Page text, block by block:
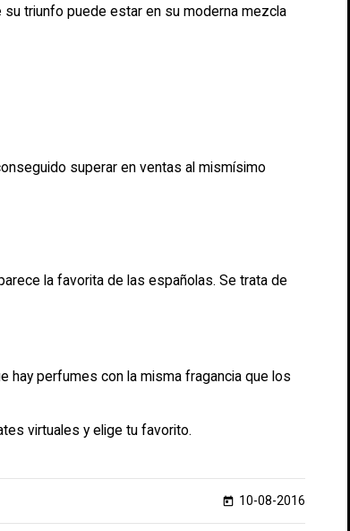
triunfo puede estar en su moderna mezcla
superar en ventas al mismísimo
la favorita de las españolas. Se trata de
hay perfumes con la misma fragancia que los
virtuales y elige tu favorito.
today 10-08-2016